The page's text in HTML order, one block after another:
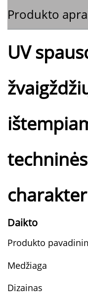
Produkto
UV
techninės
Daikto
Produkto
Medžiaga
Dizainas